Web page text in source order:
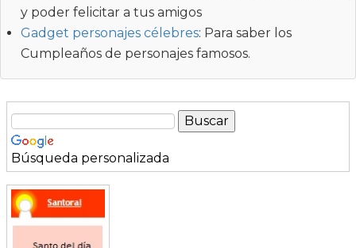
y poder felicitar a tus amigos
Gadget personajes célebres: Para saber los
Cumpleaños de personajes famosos.
Búsqueda personalizada